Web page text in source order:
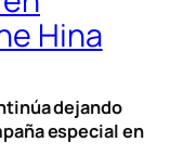
Hina
dejando
especial en